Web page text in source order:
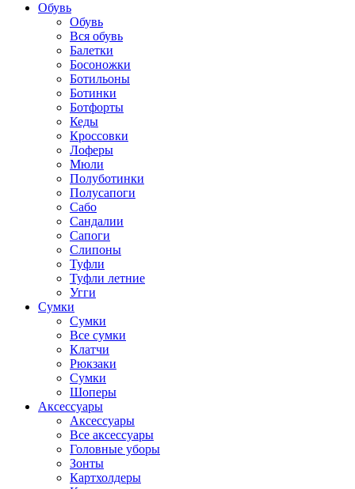
Обувь
Обувь
Вся обувь
Балетки
Босоножки
Ботильоны
Ботинки
Ботфорты
Кеды
Кроссовки
Лоферы
Мюли
Полуботинки
Полусапоги
Сабо
Сандалии
Сапоги
Слипоны
Туфли
Туфли летние
Угги
Сумки
Сумки
Все сумки
Клатчи
Рюкзаки
Сумки
Шоперы
Аксессуары
Аксессуары
Все аксессуары
Головные уборы
Зонты
Картхолдеры